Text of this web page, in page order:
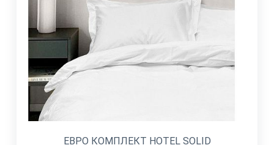
ЕВРО КОМПЛЕКТ HOTEL SOLID